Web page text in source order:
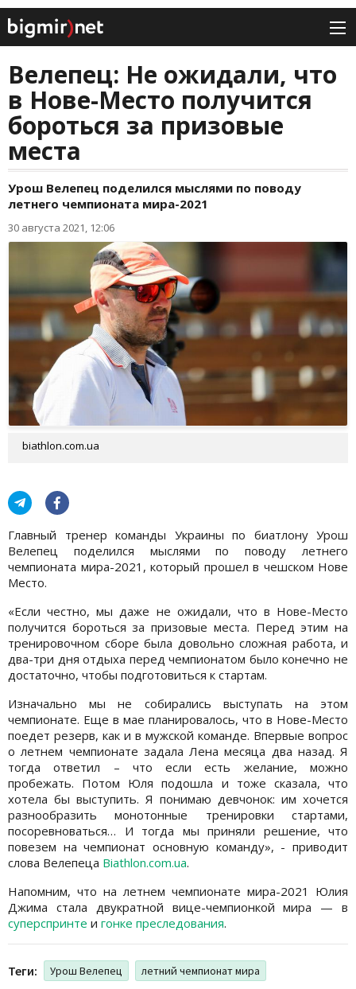
Велепец: Не ожидали, что
в Нове-Место получится
бороться за призовые
места
Урош Велепец поделился мыслями по поводу
летнего чемпионата мира-2021
30 августа 2021, 12:06
biathlon.com.ua
Главный тренер команды Украины по биатлону Урош
Велепец поделился мыслями по поводу летнего
чемпионата мира-2021, который прошел в чешском Нове
Место.
«Если честно, мы даже не ожидали, что в Нове-Место
получится бороться за призовые места. Перед этим на
тренировочном сборе была довольно сложная работа, и
два-три дня отдыха перед чемпионатом было конечно не
достаточно, чтобы подготовиться к стартам.
Изначально мы не собирались выступать на этом
чемпионате. Еще в мае планировалось, что в Нове-Место
поедет резерв, как и в мужской команде. Впервые вопрос
о летнем чемпионате задала Лена месяца два назад. Я
тогда ответил – что если есть желание, можно
пробежать. Потом Юля подошла и тоже сказала, что
хотела бы выступить. Я понимаю девчонок: им хочется
разнообразить монотонные тренировки стартами,
посоревноваться… И тогда мы приняли решение, что
повезем на чемпионат основную команду», - приводит
слова Велепеца Biathlon.com.ua.
Напомним, что на летнем чемпионате мира-2021 Юлия
Джима стала двукратной вице-чемпионкой мира — в
суперспринте и гонке преследования.
Теги: Урош Велепец летний чемпионат мира